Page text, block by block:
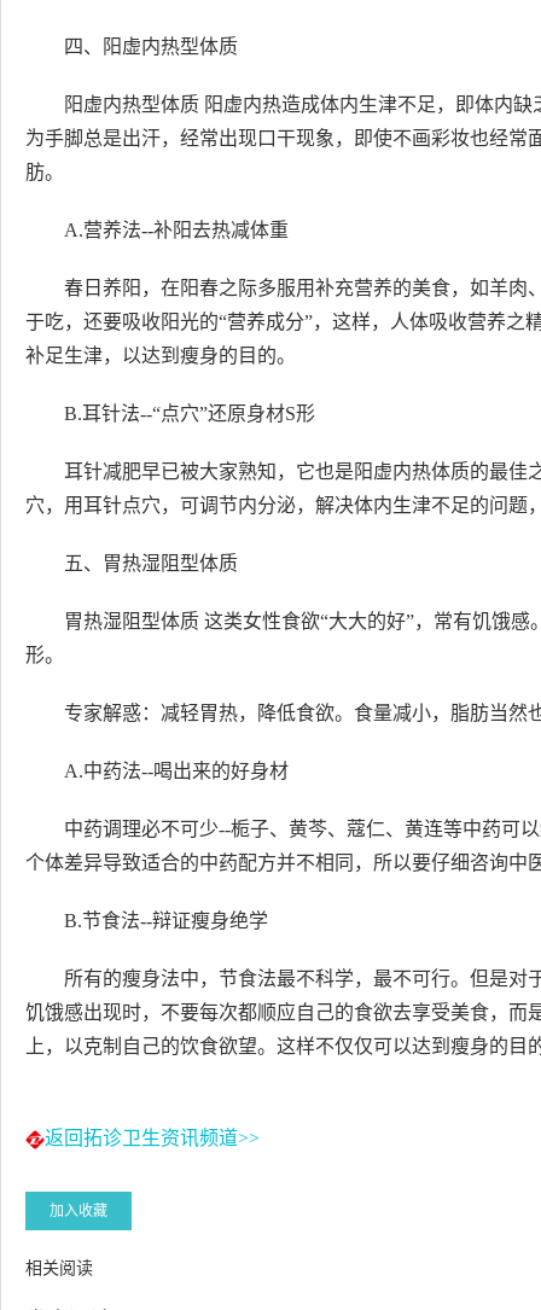
四、阳虚内热型体质
阳虚内热型体质 阳虚内热造成体内生津不足，即体内
为手脚总是出汗，经常出现口干现象，即使不画彩妆也经
肪。
A.营养法--补阳去热减体重
春日养阳，在阳春之际多服用补充营养的美食，如羊
于吃，还要吸收阳光的“营养成分”，这样，人体吸收营养
补足生津，以达到瘦身的目的。
B.耳针法--“点穴”还原身材S形
耳针减肥早已被大家熟知，它也是阳虚内热体质的最
穴，用耳针点穴，可调节内分泌，解决体内生津不足的问题
五、胃热湿阻型体质
胃热湿阻型体质 这类女性食欲“大大的好”，常有饥饿
形。
专家解惑：减轻胃热，降低食欲。食量减小，脂肪当然
A.中药法--喝出来的好身材
中药调理必不可少--栀子、黄芩、蔻仁、黄连等中药可
个体差异导致适合的中药配方并不相同，所以要仔细咨询中
B.节食法--辩证瘦身绝学
所有的瘦身法中，节食法最不科学，最不可行。但是对
饥饿感出现时，不要每次都顺应自己的食欲去享受美食，
上，以克制自己的饮食欲望。这样不仅仅可以达到瘦身的
返回拓诊卫生资讯频道>>
加入收藏
相关阅读